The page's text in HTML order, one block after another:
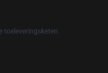
toeleveringsketen